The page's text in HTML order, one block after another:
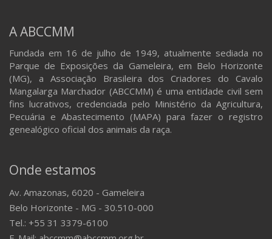
A ABCCMM
Fundada em 16 de julho de 1949, atualmente sediada no
Parque de Exposições da Gameleira, em Belo Horizonte
(MG), a Associação Brasileira dos Criadores do Cavalo
Mangalarga Marchador (ABCCMM) é uma entidade civil sem
fins lucrativos, credenciada pelo Ministério da Agricultura,
Pecuária e Abastecimento (MAPA) para fazer o registro
genealógico oficial dos animais da raça.
Onde estamos
Av. Amazonas, 6020 - Gameleira
Belo Horizonte - MG - 30.510-000
Tel.: +55 31 3379-6100